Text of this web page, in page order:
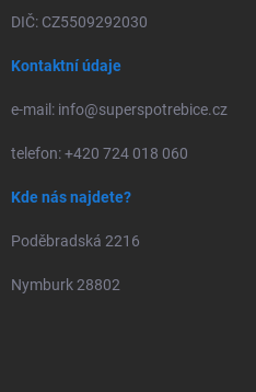
DIČ: CZ5509292030
Kontaktní údaje
e-mail: info@superspotrebice.cz
telefon: +420 724 018 060
Kde nás najdete?
Poděbradská 2216
Nymburk 28802